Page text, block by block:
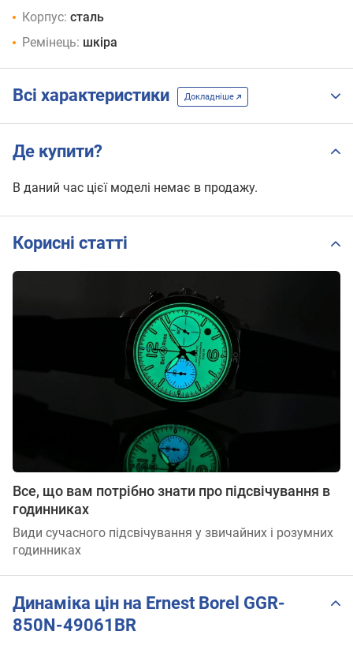
Корпус: сталь
Ремінець: шкіра
Всі характеристики Докладніше
Де купити?
В даний час цієї моделі немає в продажу.
Корисні статті
Все, що вам потрібно знати про підсвічування в
годинниках
Види сучасного підсвічування у звичайних і розумних
годинниках
Динаміка цін на Ernest Borel GGR-
850N-49061BR